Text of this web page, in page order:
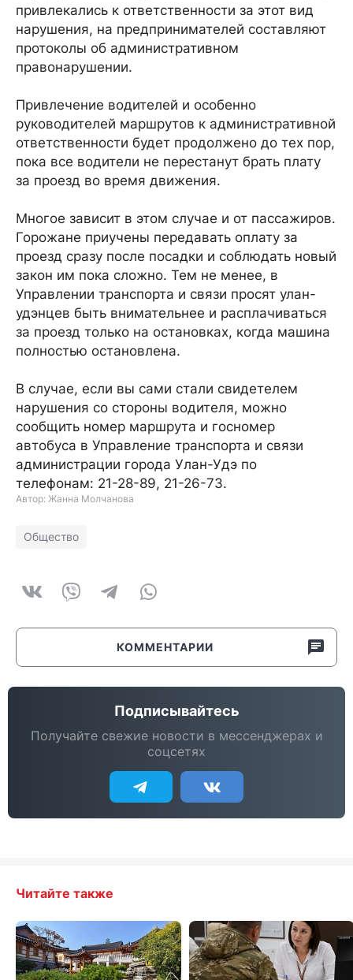
привлекались к ответственности за этот вид
нарушения, на предпринимателей составляют
протоколы об административном
правонарушении.
Привлечение водителей и особенно
руководителей маршрутов к административной
ответственности будет продолжено до тех пор,
пока все водители не перестанут брать плату
за проезд во время движения.
Многое зависит в этом случае и от пассажиров.
Горожане приучены передавать оплату за
проезд сразу после посадки и соблюдать новый
закон им пока сложно. Тем не менее, в
Управлении транспорта и связи просят улан-
удэнцев быть внимательнее и расплачиваться
за проезд только на остановках, когда машина
полностью остановлена.
В случае, если вы сами стали свидетелем
нарушения со стороны водителя, можно
сообщить номер маршрута и госномер
автобуса в Управление транспорта и связи
администрации города Улан-Удэ по
телефонам: 21-28-89, 21-26-73.
Автор: Жанна Молчанова
Общество
КОММЕНТАРИИ
Подписывайтесь
Получайте свежие новости в мессенджерах и
соцсетях
Читайте также